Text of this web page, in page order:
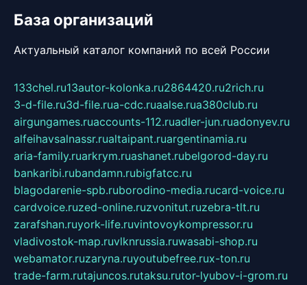
База организаций
Актуальный каталог компаний по всей России
133chel.ru13autor-kolonka.ru2864420.ru2rich.ru
3-d-file.ru3d-file.rua-cdc.ruaalse.rua380club.ru
airgungames.ruaccounts-112.ruadler-jun.ruadonyev.ru
alfeihavsalnassr.rualtaipant.ruargentinamia.ru
aria-family.ruarkrym.ruashanet.rubelgorod-day.ru
bankaribi.rubandamn.rubigfatcc.ru
blagodarenie-spb.ruborodino-media.rucard-voice.ru
cardvoice.ruzed-online.ruzvonitut.ruzebra-tlt.ru
zarafshan.ruyork-life.ruvintovoykompressor.ru
vladivostok-map.ruvlknrussia.ruwasabi-shop.ru
webamator.ruzaryna.ruyoutubefree.rux-ton.ru
trade-farm.rutajuncos.rutaksu.rutor-lyubov-i-grom.ru